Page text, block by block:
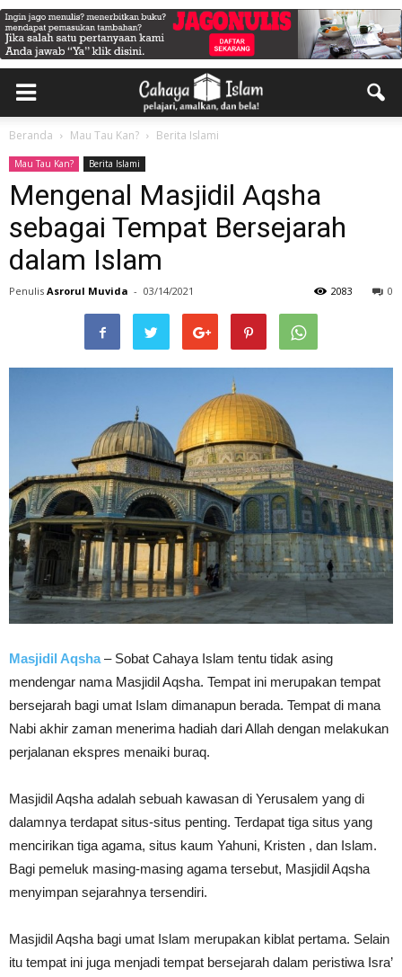
Beranda Mau Tau Kan? Berita Islami
Mau Tau Kan? Berita Islami
Mengenal Masjidil Aqsha
sebagai Tempat Bersejarah
dalam Islam
Penulis Asrorul Muvida - 03/14/2021 0
2083
Masjidil Aqsha– Sobat Cahaya Islam tentu tidak asing
mendengar nama Masjidil Aqsha. Tempat ini merupakan tempat
bersejarah bagi umat Islam dimanapun berada. Tempat di mana
Nabi akhir zaman menerima hadiah dari Allah dengan melakukan
perjalanan ekspres menaiki buraq.
Masjidil Aqsha adalah sebuah kawasan di Yerusalem yang di
dalamnya terdapat situs-situs penting. Terdapat tiga situs yang
mencirikan tiga agama, situs kaum Yahuni, Kristen , dan Islam.
Bagi pemeluk masing-masing agama tersebut, Masjidil Aqsha
menyimpan sejarahnya tersendiri.
Masjidil Aqsha bagi umat Islam merupakan kiblat pertama. Selain
itu tempat ini juga menjadi tempat bersejarah dalam peristiwa Isra’